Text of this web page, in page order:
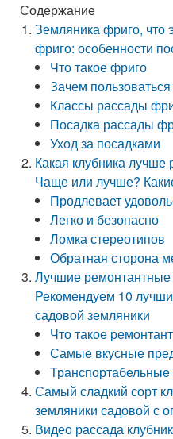
Содержание
Земляника фриго, что
фриго: особенности
Что такое фриго
Зачем
Классы рассады
Посадка рассады
Уход за посадками
Какая клубника
Чаще или лучше?
Продлевает
Легко и безопасно
Ломка стереотипов
Обратная сторона
Лучшие ремонтантные
Рекомендуем 10
садовой земляники
Что такое
Самые вкусные
Транспортабельные
Самый сладкий сорт
земляники садовой с
Видео рассада